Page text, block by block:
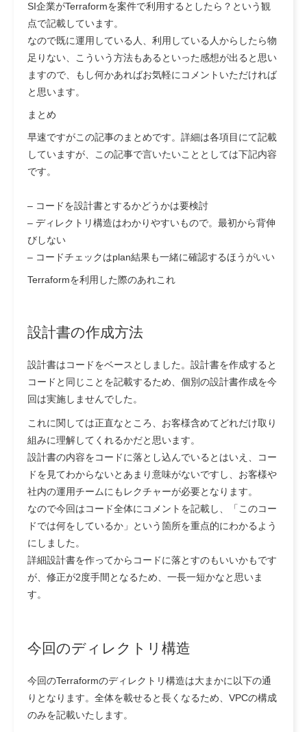
SI企業がTerraformを案件で利用するとしたら？という観
点で記載しています。
なので既に運用している人、利用している人からしたら物
足りない、こういう方法もあるといった感想が出ると思い
ますので、もし何かあればお気軽にコメントいただければ
と思います。
まとめ
早速ですがこの記事のまとめです。詳細は各項目にて記載
していますが、この記事で言いたいこととしては下記内容
です。
– コードを設計書とするかどうかは要検討
– ディレクトリ構造はわかりやすいもので。最初から背伸
びしない
– コードチェックはplan結果も一緒に確認するほうがいい
Terraformを利用した際のあれこれ
設計書の作成方法
設計書はコードをベースとしました。設計書を作成すると
コードと同じことを記載するため、個別の設計書作成を今
回は実施しませんでした。
これに関しては正直なところ、お客様含めてどれだけ取り
組みに理解してくれるかだと思います。
設計書の内容をコードに落とし込んでいるとはいえ、コー
ドを見てわからないとあまり意味がないですし、お客様や
社内の運用チームにもレクチャーが必要となります。
なので今回はコード全体にコメントを記載し、「このコー
ドでは何をしているか」という箇所を重点的にわかるよう
にしました。
詳細設計書を作ってからコードに落とすのもいいかもです
が、修正が2度手間となるため、一長一短かなと思いま
す。
今回のディレクトリ構造
今回のTerraformのディレクトリ構造は大まかに以下の通
りとなります。全体を載せると長くなるため、VPCの構成
のみを記載いたします。